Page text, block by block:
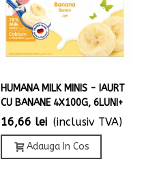
HUMANA MILK MINIS - IAURT
CU BANANE 4X100G, 6LUNI+
16,66 lei (inclusiv TVA)
Adauga In Cos